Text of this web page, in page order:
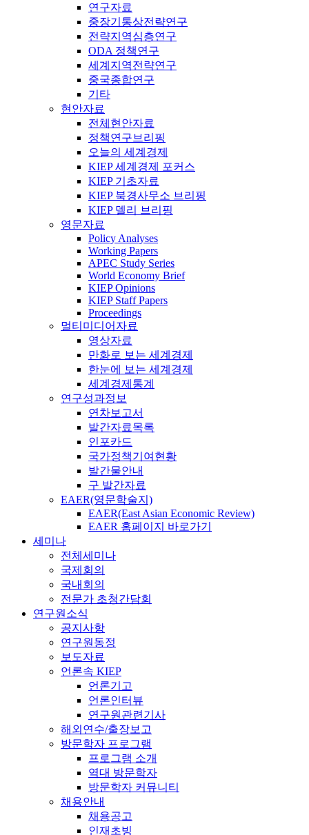
연구자료
중장기통상전략연구
전략지역심층연구
ODA 정책연구
세계지역전략연구
중국종합연구
기타
현안자료
전체현안자료
정책연구브리핑
오늘의 세계경제
KIEP 세계경제 포커스
KIEP 기초자료
KIEP 북경사무소 브리핑
KIEP 델리 브리핑
영문자료
Policy Analyses
Working Papers
APEC Study Series
World Economy Brief
KIEP Opinions
KIEP Staff Papers
Proceedings
멀티미디어자료
영상자료
만화로 보는 세계경제
한눈에 보는 세계경제
세계경제통계
연구성과정보
연차보고서
발간자료목록
인포카드
국가정책기여현황
발간물안내
구 발간자료
EAER(영문학술지)
EAER(East Asian Economic Review)
EAER 홈페이지 바로가기
세미나
전체세미나
국제회의
국내회의
전문가 초청간담회
연구원소식
공지사항
연구원동정
보도자료
언론속 KIEP
언론기고
언론인터뷰
연구원관련기사
해외연수/출장보고
방문학자 프로그램
프로그램 소개
역대 방문학자
방문학자 커뮤니티
채용안내
채용공고
인재초빙